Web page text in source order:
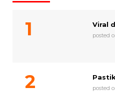
Viral
posted
posted